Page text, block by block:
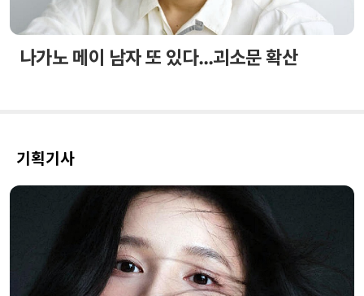
나가노 메이 남자 또 있다...괴소문 확산
기획기사